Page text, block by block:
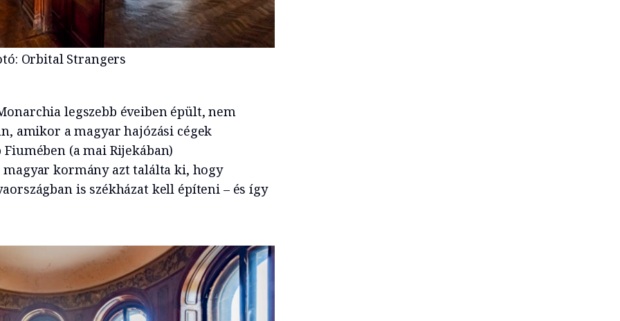
Orbital Strangers
legszebb éveiben épült, nem
amikor a magyar hajózási cégek
(a mai Rijekában)
kormány azt találta ki, hogy
is székházat kell építeni – és így